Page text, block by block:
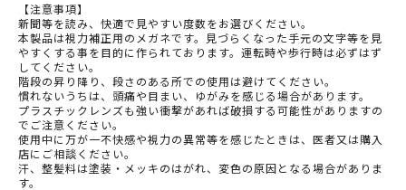
【注意事項】
新聞等を読み、快適で見やすい度数をお選びください。
本製品は視力補正用のメガネです。見づらくなった手元の文字等を見
やすくする事を目的に作られております。運転時や歩行時は必ずはず
してください。
階段の昇り降り、段さのある所での使用は避けてください。
慣れないうちは、頭痛や目まい、ゆがみを感じる場合があります。
プラスチックレンズも強い衝撃があれば破損する可能性がありますの
でご注意ください。
使用中に万が一不快感や視力の異常等を感じたときは、医者又は購入
店にご相談ください。
汗、整髪料は塗装・メッキのはがれ、変色の原因となる場合がありま
す。